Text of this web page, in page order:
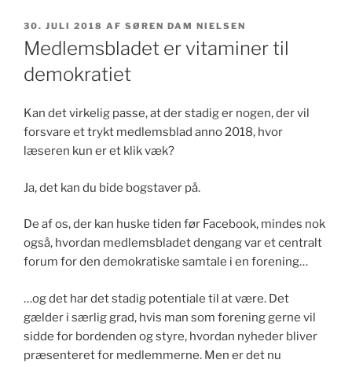
UDGIVET
DEN
30. JULI 2018 AF SØREN DAM NIELSEN
Medlemsbladet er vitaminer til
demokratiet
Kan det virkelig passe, at der stadig er nogen, der vil
forsvare et trykt medlemsblad anno 2018, hvor
læseren kun er et klik væk?
Ja, det kan du bide bogstaver på.
De af os, der kan huske tiden før Facebook, mindes nok
også, hvordan medlemsbladet dengang var et centralt
forum for den demokratiske samtale i en forening…
…og det har det stadig potentiale til at være. Det
gælder i særlig grad, hvis man som forening gerne vil
sidde for bordenden og styre, hvordan nyheder bliver
præsenteret for medlemmerne. Men er det nu